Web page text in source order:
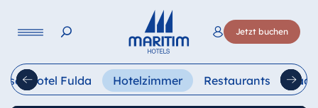
Jetzt buchen
English Français
Hotel Fulda Hotelzimmer Restaurants